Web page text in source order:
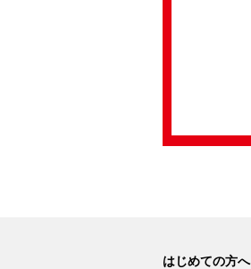
はじめての方へ